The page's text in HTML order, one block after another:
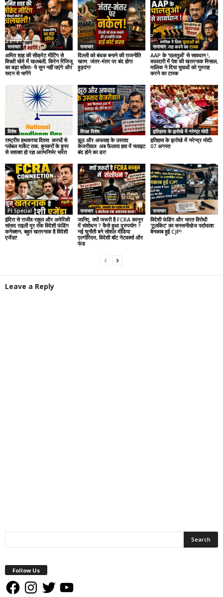
समाचार
अमित शाह की सीक्रेट मीटिंग से
विपक्षी खेमे में खलबली, किरेन रिजिजू
का बड़ा संकेत- ये सुन नहीं पाएंगे और
सदन से भागेंगे
समाचार
दिल्ली को बंधक बनाने की राजनीति
खत्म: जंतर-मंतर पर बंद होगा
हुड़दंग!
समाचार
AAP के ‘पालतुओं’ से सावधान !,
वफादारी में पेश की खतरनाक मिसाल,
मालिक ने दिया युवाओं को गुमराह
करने का टास्क
विशेष
राष्ट्रीय हथकरघा दिवस: करघों से
ग्लोबल मार्केट तक, बुनकरों के हुनर
से सशक्त हो रहा आत्मनिर्भर भारत
विपक्ष विशेष
झूठ और अफवाह के उस्ताद
केजरीवाल: अब फैलाया हवा में फ्लाइट
बंद होने का डर!
इतिहास के झरोखे में नरेन्द्र मोदी
इतिहास के झरोखे में नरेन्द्र मोदीः
07 अगस्त
PI Special
इंदिरा से राजीव-राहुल और अमेरिकी
सांसद राइली मूर तक विदेशी फंडिंग
कनेक्शन, बहुत खतरनाक है विदेशी
एजेंडा!
समाचार
जानिए, क्यों जरूरी है FCRA कानून
में संशोधन ? कैसे हुआ दुरुपयोग ?
नई चुनौती बने सोशल मीडिया
एल्गोरिदम, विदेशी बॉट नेटवर्क्स और
फंड
समाचार
विदेशी फंडिंग और भारत विरोधी
‘टूलकिट’ का सनसनीखेज पर्दाफाश:
बेनकाब हुई CJP!
Leave a Reply
Follow Us
FacebookInstagram
Twitter YouTube